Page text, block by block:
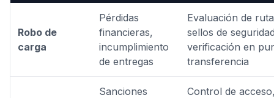
Robo de
carga
Pérdidas
financieras,
incumplimiento
de entregas
Evaluación de
sellos de
verificación en
transferencia
Sanciones
Control de